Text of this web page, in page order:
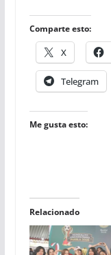
Comparte esto:
X
Telegram
Me gusta esto:
Relacionado